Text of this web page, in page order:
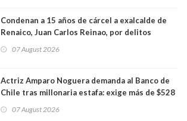
Condenan a 15 años de cárcel a exalcalde de
Renaico, Juan Carlos Reinao, por delitos
07 August 2026
Actriz Amparo Noguera demanda al Banco de
Chile tras millonaria estafa: exige más de $528
07 August 2026